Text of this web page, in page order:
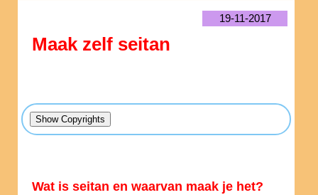
19-11-2017
Maak zelf seitan
Wat is seitan en waarvan maak je het?